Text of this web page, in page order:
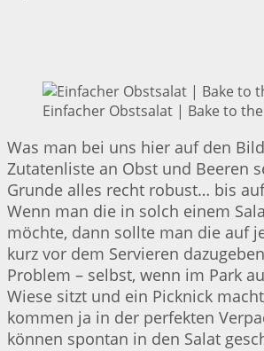
Einfacher Obstsalat | Bake to
Was man bei uns hier auf den
Zutatenliste an Obst und Beeren
Grunde alles recht robust… bis
Wenn man die in solch einem
möchte, dann sollte man die auf
kurz vor dem Servieren
Problem – selbst, wenn im Park
Wiese sitzt und ein Picknick
kommen ja in der perfekten
können spontan in den Salat